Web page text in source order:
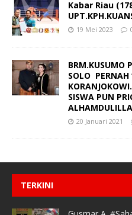
Kabar Riau
19 Mei 2023
BRM.KUSUMO
SOLO PERNAH
SISWA PUN
20 Januari 2021
TERKINI